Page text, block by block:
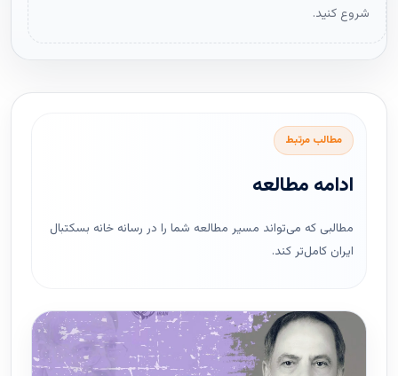
شروع کنید.
مطالب مرتبط
ادامه مطالعه
مطالبی که می‌تواند مسیر مطالعه شما را در رسانه خانه بسکتبال
ایران کامل‌تر کند.